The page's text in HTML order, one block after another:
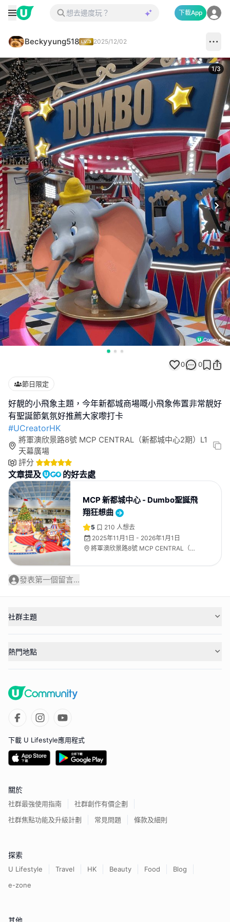
下載App
Beckyyung518 2025/12/02
1/3
0 0
節日限定
好靚的小飛象主題，今年新都城商場嘅小飛象佈置非常靚好
#UCreatorHK
將軍澳欣景路8號 MCP CENTRAL（新都城中心2期）L1
天幕廣場
評分
文章提及 的好去處
MCP 新都城中心 - Dumbo聖誕飛
翔狂想曲
5 210 人想去
2025年11月1日 - 2026年1月1日
將軍澳欣景路8號 MCP CENTRAL（新
發表第一個留言...
社群主題
熱門地點
下載 U Lifestyle應用程式
關於
社群最強使用指南
社群創作有價企劃
社群焦點功能及升級計劃
常見問題 條款及細則
探索
U Lifestyle Travel HK Beauty Food
Blog
e-zone
其他